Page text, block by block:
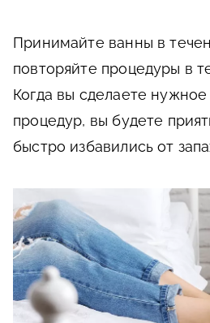
Принимайте ванны в
повторяйте процедуры в
Когда вы сделаете нужное
процедур, вы будете
быстро избавились от